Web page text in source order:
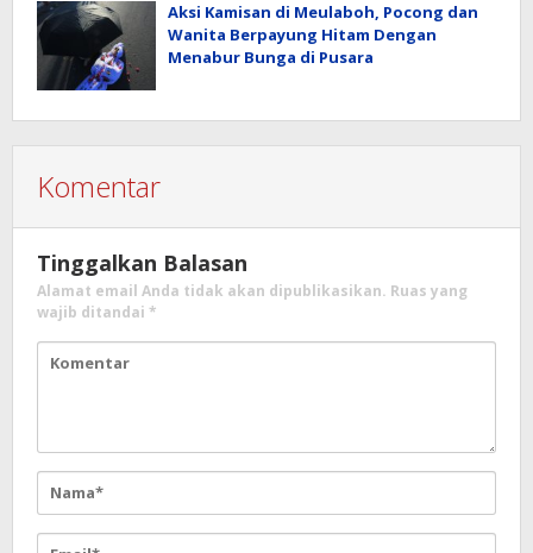
Aksi Kamisan di Meulaboh, Pocong dan
Wanita Berpayung Hitam Dengan
Menabur Bunga di Pusara
Komentar
Tinggalkan Balasan
Alamat email Anda tidak akan dipublikasikan. Ruas yang
wajib ditandai *